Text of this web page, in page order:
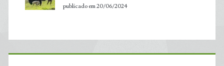
publicado em 20/06/2024